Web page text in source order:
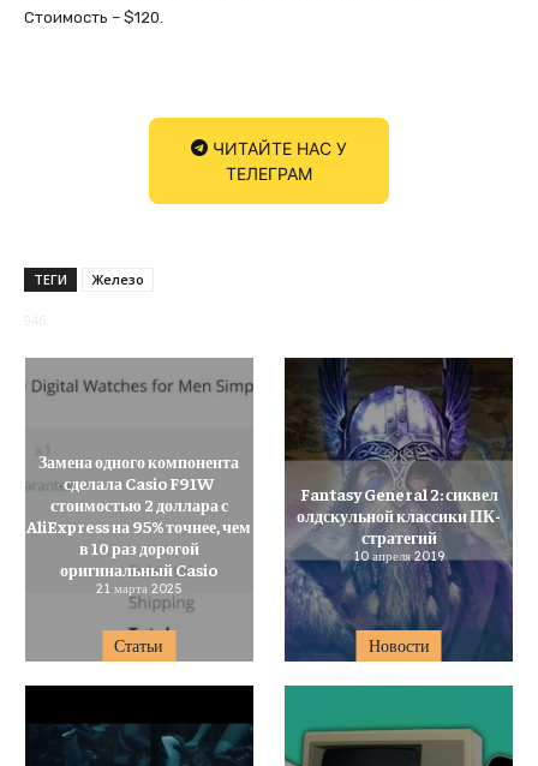
Стоимость – $120.
ЧИТАЙТЕ НАС У
ТЕЛЕГРАМ
ТЕГИ Железо
Статьи
Замена одного компонента
сделала Casio F91W
стоимостью 2 доллара с
AliExpress на 95% точнее, чем
в 10 раз дорогой
оригинальный Casio
21 марта 2025
Новости
Fantasy General 2: сиквел
олдскульной классики ПК-
стратегий
10 апреля 2019